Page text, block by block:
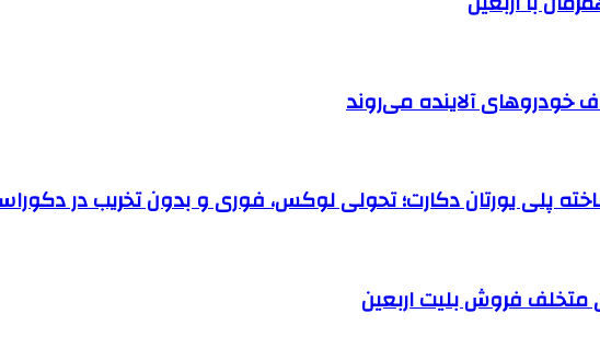
خودروهای آلاینده می‌روند
پلی یورتان دکارت؛ تحولی لوکس، فوری و بدون تخریب در